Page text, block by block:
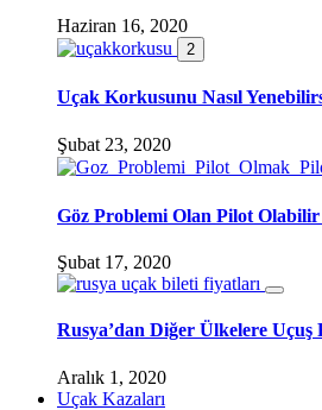
Haziran 16, 2020
2
Uçak Korkusunu Nasıl
Şubat 23, 2020
Göz Problemi Olan Pilot
Şubat 17, 2020
Rusya’dan Diğer Ülkelere Uçuş
Aralık 1, 2020
Uçak Kazaları